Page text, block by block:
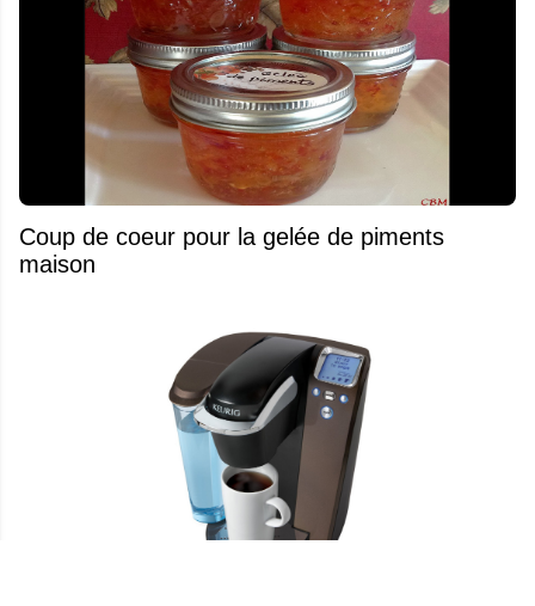
Coup de coeur pour la gelée de piments
maison